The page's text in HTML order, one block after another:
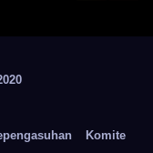
Komite